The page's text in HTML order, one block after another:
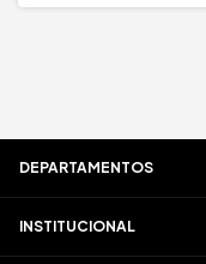
DEPARTAMENTOS
INSTITUCIONAL